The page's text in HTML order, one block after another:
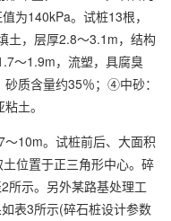
为140kPa。试桩13根，
土，层厚2.8～3.1m，结构
～1.9m，流塑，具腐臭
质含量约35％；④中砂：
土。
10m。试桩前后、大面积
位置于正三角形中心。碎
所示。另外某路基处理工
表3所示(碎石桩设计参数